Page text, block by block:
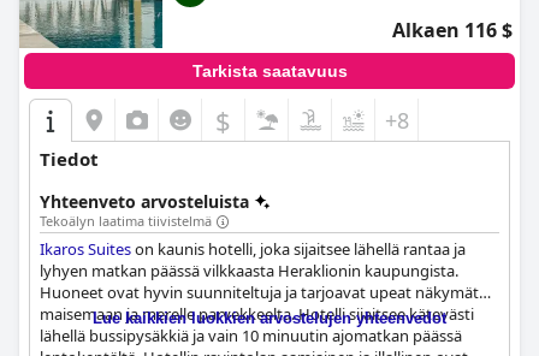
Alkaen 116 $
Tarkista saatavuus
$ +8
Tiedot
Yhteenveto arvosteluista
Tekoälyn laatima tiivistelmä
Ikaros Suiteson kaunis hotelli, joka sijaitsee lähellä rantaa ja
lyhyen matkan päässä vilkkaasta Heraklionin kaupungista.
Huoneet ovat hyvin suunniteltuja ja tarjoavat upeat näkymät
maisemaan ja merelle parvekkeelta. Hotelli sijaitsee kätevästi
lähellä bussipysäkkiä ja vain 10 minuutin ajomatkan päässä
Lue kaikkien luokkien arvostelujen yhteenvedot